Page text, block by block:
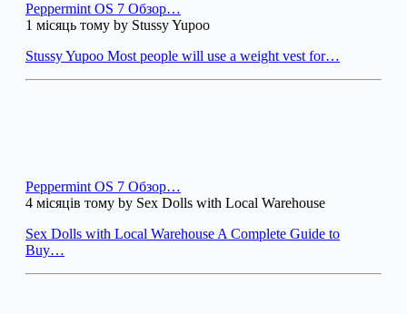
Peppermint OS 7 Обзор…
1 місяць тому by Stussy Yupoo
Stussy Yupoo Most people will use a weight vest for…
Peppermint OS 7 Обзор…
4 місяців тому by Sex Dolls with Local Warehouse
Sex Dolls with Local Warehouse A Complete Guide to
Buy…